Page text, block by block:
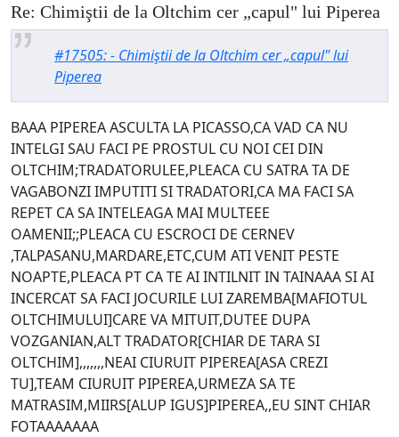
Re: Chimiştii de la Oltchim cer „capul" lui Piperea
#17505: - Chimiştii de la Oltchim cer „capul" lui
Piperea
BAAA PIPEREA ASCULTA LA PICASSO,CA VAD CA NU
INTELGI SAU FACI PE PROSTUL CU NOI CEI DIN
OLTCHIM;TRADATORULEE,PLEACA CU SATRA TA DE
VAGABONZI IMPUTITI SI TRADATORI,CA MA FACI SA
REPET CA SA INTELEAGA MAI MULTEEE
OAMENII;;PLEACA CU ESCROCI DE CERNEV
,TALPASANU,MARDARE,ETC,CUM ATI VENIT PESTE
NOAPTE,PLEACA PT CA TE AI INTILNIT IN TAINAAA SI AI
INCERCAT SA FACI JOCURILE LUI ZAREMBA[MAFIOTUL
OLTCHIMULUI]CARE VA MITUIT,DUTEE DUPA
VOZGANIAN,ALT TRADATOR[CHIAR DE TARA SI
OLTCHIM],,,,,,,NEAI CIURUIT PIPEREA[ASA CREZI
TU],TEAM CIURUIT PIPEREA,URMEZA SA TE
MATRASIM,MIIRS[ALUP IGUS]PIPEREA,,EU SINT CHIAR
FOTAAAAAAA